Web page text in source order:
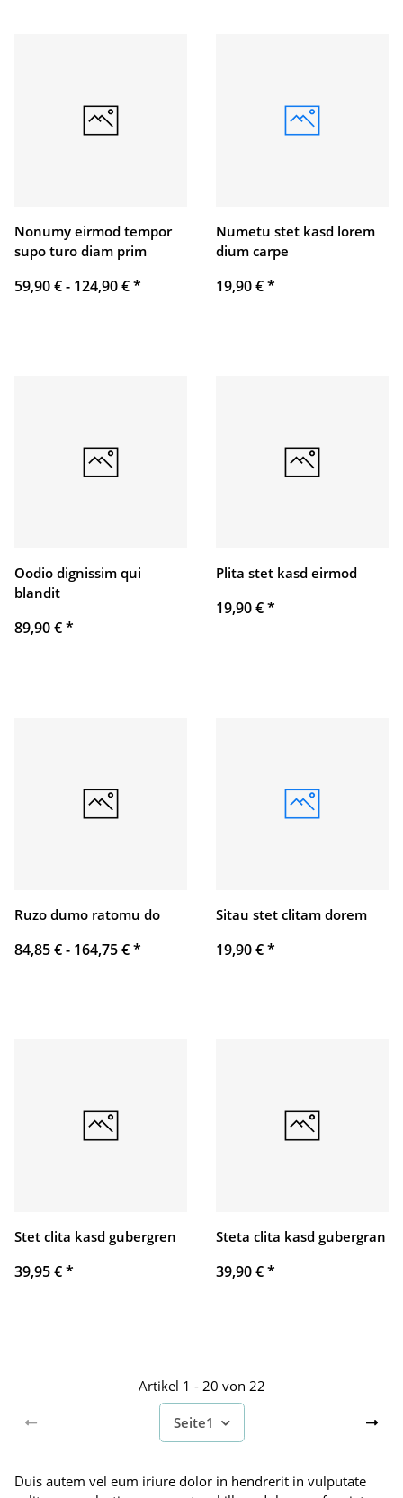
Nonumy eirmod tempor
supo turo diam prim
59,90 € - 124,90 €*
Numetu stet kasd lorem
dium carpe
19,90 €*
Oodio dignissim qui
blandit
89,90 €*
Plita stet kasd eirmod
19,90 €*
Ruzo dumo ratomu do
84,85 € - 164,75 €*
Sitau stet clitam dorem
19,90 €*
Stet clita kasd gubergren
39,95 €*
Steta clita kasd gubergran
39,90 €*
Artikel 1 - 20 von 22
Seite1
Duis autem vel eum iriure dolor in hendrerit in vulputate